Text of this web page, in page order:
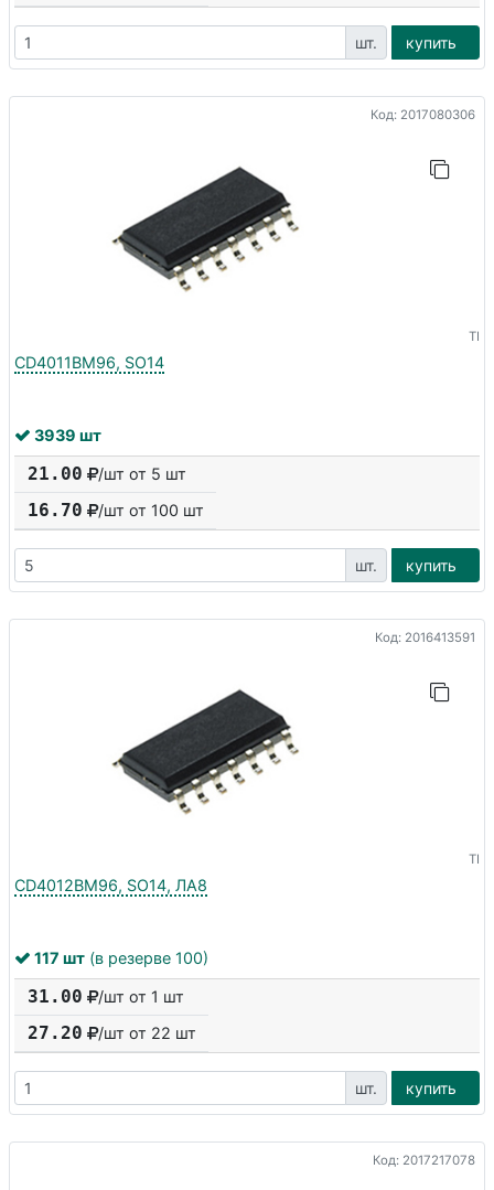
шт. купить
Код: 2017080306
TI
CD4011BM96, SO14
3939 шт
21.00 /шт от 5 шт
16.70 /шт от 100 шт
шт. купить
Код: 2016413591
TI
CD4012BM96, SO14, ЛА8
117 шт (в резерве 100)
31.00 /шт от 1 шт
27.20 /шт от 22 шт
шт. купить
Код: 2017217078